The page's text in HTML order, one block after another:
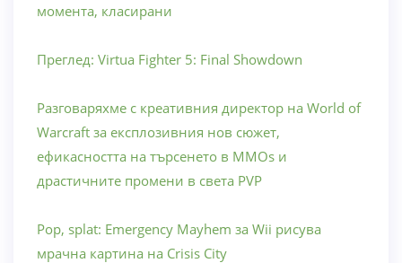
момента, класирани
Преглед: Virtua Fighter 5: Final Showdown
Разговаряхме с креативния директор на World of
Warcraft за експлозивния нов сюжет,
ефикасността на търсенето в MMOs и
драстичните промени в света PVP
Pop, splat: Emergency Mayhem за Wii рисува
мрачна картина на Crisis City